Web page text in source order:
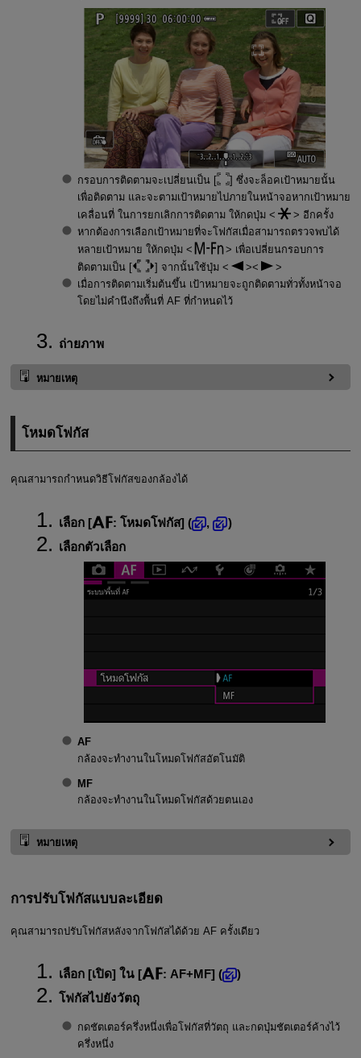
กรอบการติดตามจะเปลี่ยนเป็น [
] ซึ่งจะล็อคเป้าหมายนั้น
เพื่อติดตาม และจะตามเป้าหมายไปภายในหน้าจอหากเป้าหมาย
เคลื่อนที่ ในการยกเลิกการติดตาม ให้กดปุ่ม
อีกครั้ง
หากต้องการเลือกเป้าหมายที่จะโฟกัสเมื่อสามารถตรวจพบได้
หลายเป้าหมาย ให้กดปุ่ม
เพื่อเปลี่ยนกรอบการ
ติดตามเป็น [
] จากนั้นใช้ปุ่ม
เมื่อการติดตามเริ่มต้นขึ้น เป้าหมายจะถูกติดตามทั่วทั้งหน้าจอ
โดยไม่คำนึงถึงพื้นที่ AF ที่กำหนดไว้
ถ่ายภาพ
หมายเหตุ
โหมดโฟกัส
คุณสามารถกำหนดวิธีโฟกัสของกล้องได้
เลือก [ : โหมดโฟกัส] ( ,
)
เลือกตัวเลือก
AF
กล้องจะทำงานในโหมดโฟกัสอัตโนมัติ
MF
กล้องจะทำงานในโหมดโฟกัสด้วยตนเอง
หมายเหตุ
การปรับโฟกัสแบบละเอียด
คุณสามารถปรับโฟกัสหลังจากโฟกัสได้ด้วย AF ครั้งเดียว
เลือก [เปิด] ใน [ : AF+MF] (
)
โฟกัสไปยังวัตถุ
กดชัตเตอร์ครึ่งหนึ่งเพื่อโฟกัสที่วัตถุ และกดปุ่มชัตเตอร์ค้างไว้
ครึ่งหนึ่ง